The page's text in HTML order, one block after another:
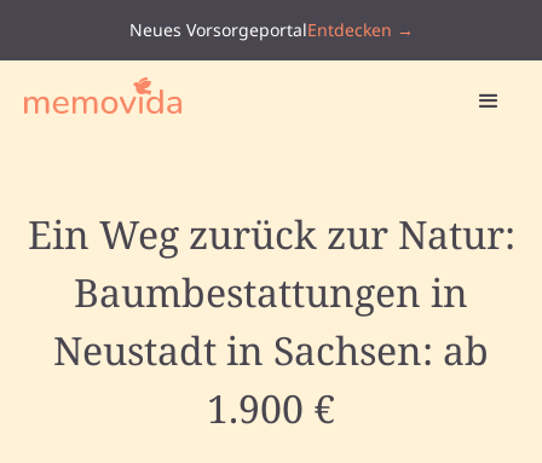
Neues VorsorgeportalEntdecken →
Ein Weg zurück zur Natur:
Baumbestattungen in
Neustadt in Sachsen: ab
1.900 €